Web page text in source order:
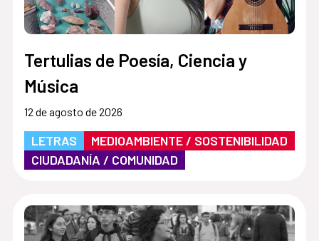
Tertulias de Poesía, Ciencia y
Música
12 de agosto de 2026
LETRAS
MEDIOAMBIENTE / SOSTENIBILIDAD
CIUDADANÍA / COMUNIDAD